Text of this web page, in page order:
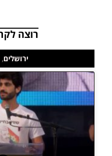
רוצה
ירושלים,